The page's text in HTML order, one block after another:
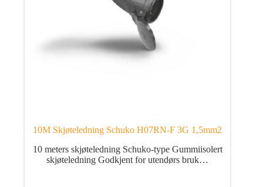
10M Skjøteledning Schuko H07RN-F 3G 1,5mm2
10 meters skjøteledning Schuko-type Gummiisolert
skjøteledning Godkjent for utendørs bruk…